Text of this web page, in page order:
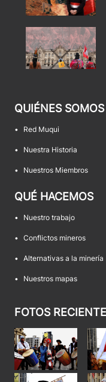
QUIÉNES SOMOS
• Red Muqui
• Nuestra Historia
• Nuestros Miembros
QUÉ HACEMOS
• Nuestro trabajo
• Conflictos mineros
• Alternativas a la minería
• Nuestros mapas
FOTOS